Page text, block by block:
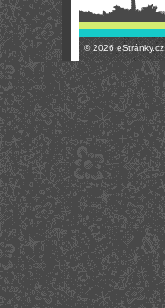
© 2026 eStránky.cz